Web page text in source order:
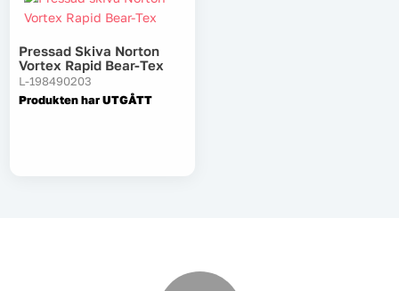
Pressad Skiva Norton
Vortex Rapid Bear-Tex
L-198490203
Produkten har UTGÅTT